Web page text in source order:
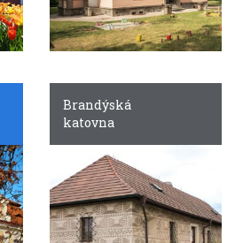
Brandýská
katovna